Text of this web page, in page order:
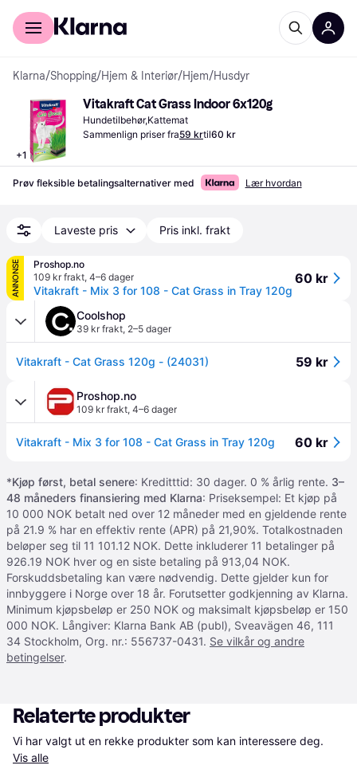
For kunder
Klarna/Shopping/Hjem & Interiør/Hjem/Husdyr
+1
Vitakraft Cat Grass Indoor 6x120g
Hundetilbehør,Kattemat
Sammenlign priser fra59 krtil60 kr
Prøv fleksible betalingsalternativer med Lær hvordan
Laveste pris Pris inkl. frakt
ANNONSE
Proshop.no
109 kr frakt, 4–6 dager
Vitakraft - Mix 3 for 108 - Cat Grass in Tray 120g
60 kr
Coolshop
39 kr frakt, 2–5 dager
Vitakraft - Cat Grass 120g - (24031) 59 kr
Proshop.no
109 kr frakt, 4–6 dager
Vitakraft - Mix 3 for 108 - Cat Grass in Tray 120g 60 kr
*Kjøp først, betal senere: Kreditttid: 30 dager. 0 % årlig rente. 3–
48 måneders finansiering med Klarna: Priseksempel: Et kjøp på
10 000 NOK betalt ned over 12 måneder med en gjeldende rente
på 21.9 % har en effektiv rente (APR) på 21,90%. Totalkostnaden
beløper seg til 11 101.12 NOK. Dette inkluderer 11 betalinger på
926.19 NOK hver og en siste betaling på 913,04 NOK.
Forskuddsbetaling kan være nødvendig. Dette gjelder kun for
innbyggere i Norge over 18 år. Forutsetter godkjenning av Klarna.
Minimum kjøpsbeløp er 250 NOK og maksimalt kjøpsbeløp er 150
000 NOK. Långiver: Klarna Bank AB (publ), Sveavägen 46, 111
34 Stockholm, Org. nr.: 556737-0431. Se vilkår og andre
betingelser.
Relaterte produkter
Vis alle